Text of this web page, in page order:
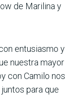
de Marilina y
entusiasmo y
nuestra mayor
con Camilo nos
para que